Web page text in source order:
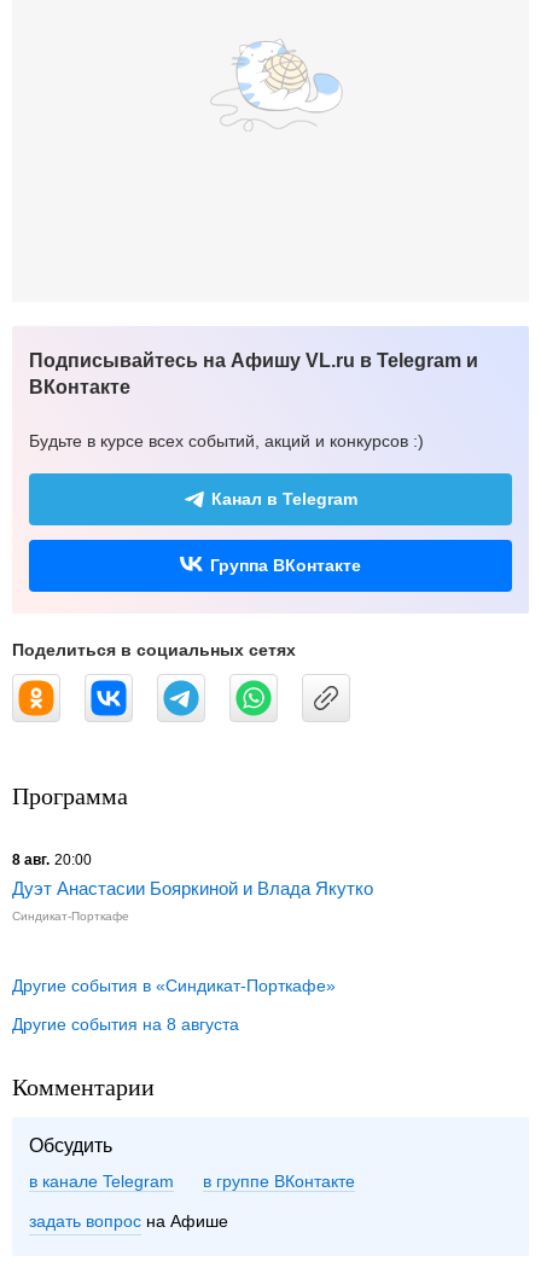
Подписывайтесь на Афишу VL.ru в Telegram и
ВКонтакте
Будьте в курсе всех событий, акций и конкурсов :)
Канал в Telegram
Группа ВКонтакте
Поделиться в социальных сетях
Программа
8 авг. 20:00
Дуэт Анастасии Бояркиной и Влада Якутко
Синдикат-Порткафе
Другие события в «Синдикат-Порткафе»
Другие события на 8 августа
Комментарии
Обсудить
в канале Telegram группе ВКонтакте
задать вопрос на Афише